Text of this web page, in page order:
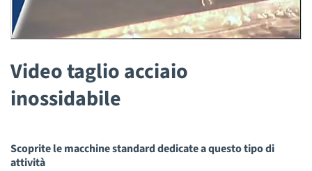
Video taglio acciaio
inossidabile
Scoprite le macchine standard dedicate a questo tipo di
attività